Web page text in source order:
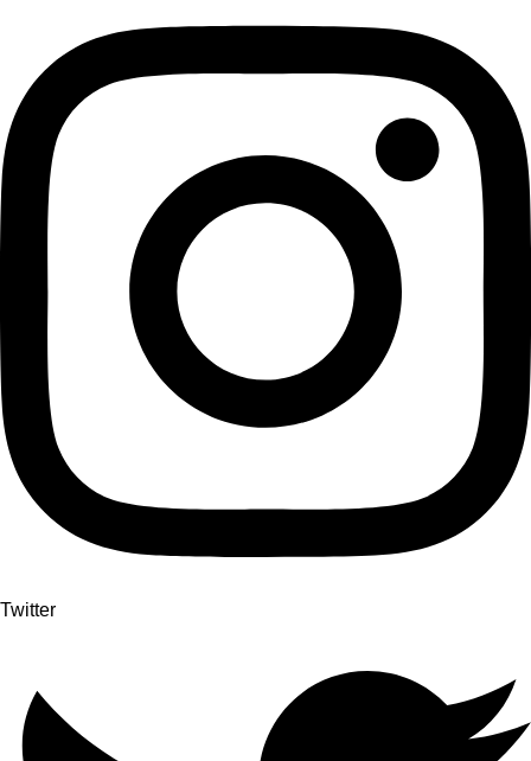
Twitter